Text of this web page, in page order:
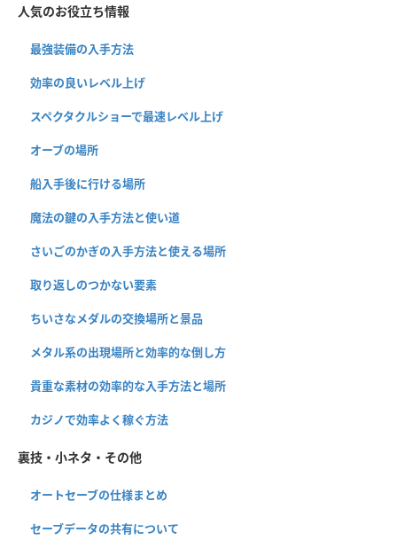
人気のお役立ち情報
最強装備の入手方法
効率の良いレベル上げ
スペクタクルショーで最速レベル上げ
オーブの場所
船入手後に行ける場所
魔法の鍵の入手方法と使い道
さいごのかぎの入手方法と使える場所
取り返しのつかない要素
ちいさなメダルの交換場所と景品
メタル系の出現場所と効率的な倒し方
貴重な素材の効率的な入手方法と場所
カジノで効率よく稼ぐ方法
裏技・小ネタ・その他
オートセーブの仕様まとめ
セーブデータの共有について